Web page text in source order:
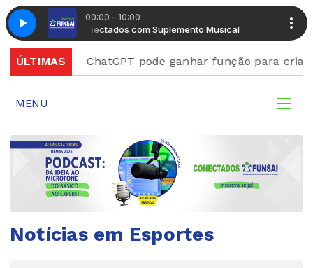
00:00 - 10:00
Manhã Conectados com Suplemento Musical Manhã
ÚLTIMAS
ChatGPT pode ganhar função para criar
MENU
Notícias em Esportes